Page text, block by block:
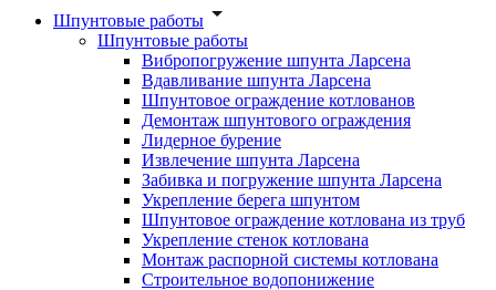
Шпунтовые работы
Шпунтовые работы
Вибропогружение шпунта Ларсена
Вдавливание шпунта Ларсена
Шпунтовое ограждение котлованов
Демонтаж шпунтового ограждения
Лидерное бурение
Извлечение шпунта Ларсена
Забивка и погружение шпунта Ларсена
Укрепление берега шпунтом
Шпунтовое ограждение котлована из труб
Укрепление стенок котлована
Монтаж распорной системы котлована
Строительное водопонижение